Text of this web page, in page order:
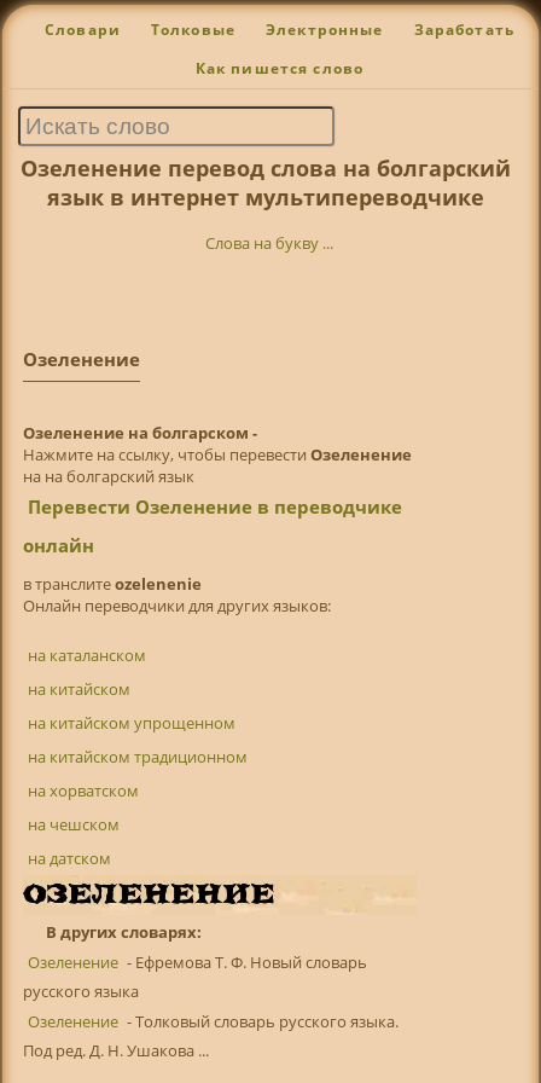
Словари Толковые Электронные Заработать
Как пишется слово
Озеленение перевод слова на болгарский
язык в интернет мультипереводчике
Слова на букву ...
Озеленение
Озеленение на болгарском -
Нажмите на ссылку, чтобы перевести Озеленение
на на болгарский язык
Перевести Озеленение в переводчике
онлайн
в транслитeozelenenie
Онлайн переводчики для других языков:
на каталанском
на китайском
на китайском упрощенном
на китайском традиционном
на хорватском
на чешском
на датском
В других словарях:
Озеленение - Ефремова Т. Ф. Новый словарь
русского языка
Озеленение - Толковый словарь русского языка.
Под ред. Д. Н. Ушакова ...